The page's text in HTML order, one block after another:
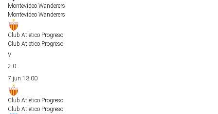
Montevideo Wanderers
Montevideo Wanderers
Club Atletico Progreso
Club Atletico Progreso
2 0
7 jun 13:00
Club Atletico Progreso
Club Atletico Progreso